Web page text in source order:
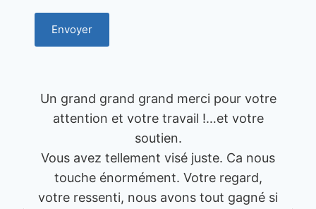
Envoyer
Un grand grand grand merci pour votre
attention et votre travail !…et votre
soutien.
Vous avez tellement visé juste. Ca nous
touche énormément. Votre regard,
votre ressenti, nous avons tout gagné si